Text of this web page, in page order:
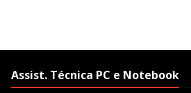
Assist. Técnica PC e Notebook